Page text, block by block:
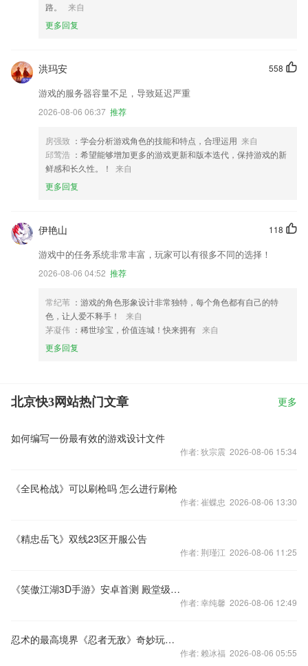
路。
来自
更多回复
558
洪玛安
游戏的服务器容量不足，导致延迟严重
2026-08-06 06:37 推荐
房强致 ：学会分析游戏角色的技能和特点，合理运用 来自
邱莺浩 ：希望能够增加更多的游戏更新和版本迭代，保持游戏的新
鲜感和长久性。！
来自
更多回复
118
伊艳山
游戏中的任务系统非常丰富，玩家可以有很多不同的选择！
2026-08-06 04:52 推荐
常纪苇 ：游戏的角色形象设计非常独特，每个角色都有自己的特
色，让人爱不释手！
来自
茅凝伟 ：稀世珍宝，价值连城！快来拥有 来自
更多回复
北京快3网站热门文章 更多
如何编写一份最有效的游戏设计文件
作者: 狄宗震 2026-08-06 15:34
《全民枪战》可以刷枪吗 怎么进行刷枪
作者: 崔蝶忠 2026-08-06 13:30
《精忠岳飞》双线23区开服公告
作者: 荆瑾江 2026-08-06 11:25
《笑傲江湖3D手游》安卓首测 殿堂级武侠神作曝光
作者: 幸纯馨 2026-08-06 12:49
忍术的最高境界《忍者无敌》奇妙玩法解说
作者: 赖冰福 2026-08-06 05:55